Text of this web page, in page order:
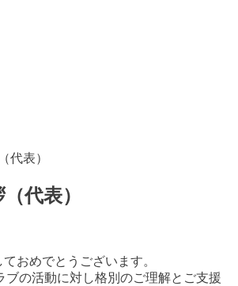
代表）
代表）
おめでとうございます。
ブの活動に対し格別のご理解とご支援